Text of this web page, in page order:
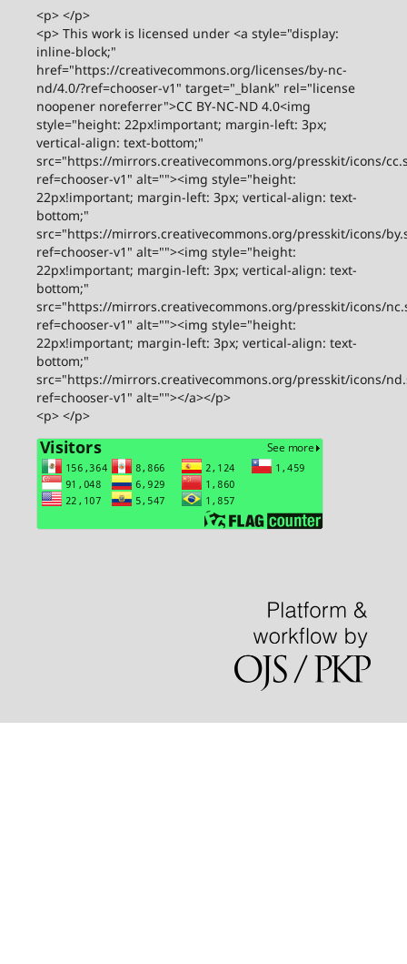
<p> </p>
<p> This work is licensed under <a style="display:
inline-block;"
href="https://creativecommons.org/licenses/by-nc-
nd/4.0/?ref=chooser-v1" target="_blank" rel="license
noopener noreferrer">CC BY-NC-ND 4.0<img
style="height: 22px!important; margin-left: 3px;
vertical-align: text-bottom;"
src="https://mirrors.creativecommons.org/presskit/icons/
ref=chooser-v1" alt=""><img style="height:
22px!important; margin-left: 3px; vertical-align: text-
bottom;"
src="https://mirrors.creativecommons.org/presskit/icons/
ref=chooser-v1" alt=""><img style="height:
22px!important; margin-left: 3px; vertical-align: text-
bottom;"
src="https://mirrors.creativecommons.org/presskit/icons/
ref=chooser-v1" alt=""><img style="height:
22px!important; margin-left: 3px; vertical-align: text-
bottom;"
src="https://mirrors.creativecommons.org/presskit/icons/
ref=chooser-v1" alt=""></a></p>
<p> </p>